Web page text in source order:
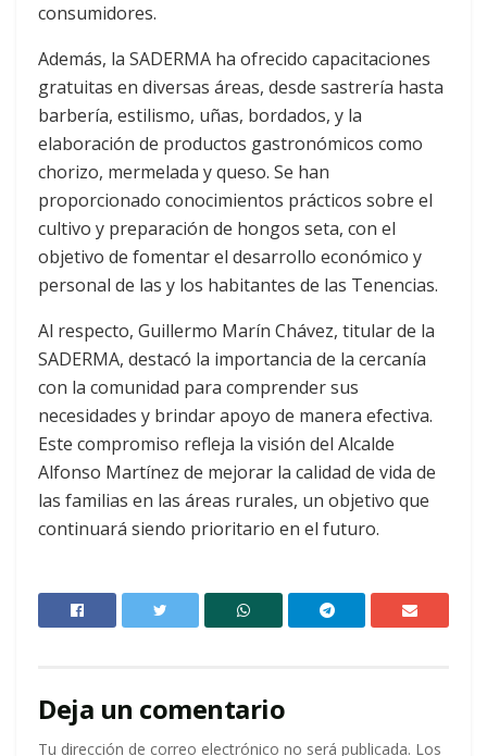
consumidores.
Además, la SADERMA ha ofrecido capacitaciones
gratuitas en diversas áreas, desde sastrería hasta
barbería, estilismo, uñas, bordados, y la
elaboración de productos gastronómicos como
chorizo, mermelada y queso. Se han
proporcionado conocimientos prácticos sobre el
cultivo y preparación de hongos seta, con el
objetivo de fomentar el desarrollo económico y
personal de las y los habitantes de las Tenencias.
Al respecto, Guillermo Marín Chávez, titular de la
SADERMA, destacó la importancia de la cercanía
con la comunidad para comprender sus
necesidades y brindar apoyo de manera efectiva.
Este compromiso refleja la visión del Alcalde
Alfonso Martínez de mejorar la calidad de vida de
las familias en las áreas rurales, un objetivo que
continuará siendo prioritario en el futuro.
Deja un comentario
Tu dirección de correo electrónico no será publicada. Los